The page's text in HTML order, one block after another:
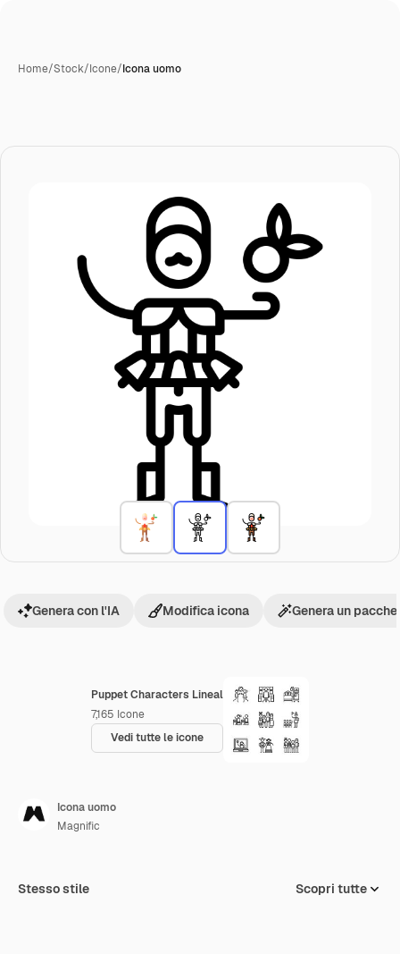
Home/Stock/Icone/Icona uomo
Puppet Characters Lineal
7,165 Icone
Vedi tutte le icone
Genera con l'IA Modifica icona Genera un
Icona uomo
Magnific
Stesso stile Scopri tutte